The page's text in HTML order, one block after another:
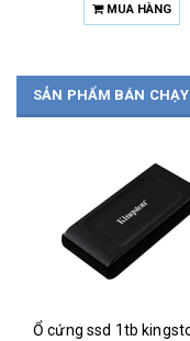
MUA HÀNG
SẢN PHẨM BÁN CHẠY